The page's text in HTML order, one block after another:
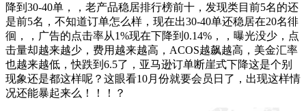
降到30-40单，，老产品稳居排行榜前十，发现类目前5名的还
是前5名，不知道订单怎么样，现在出30-40单还稳居在20名徘
徊，，广告的点击率从1%现在下降到0.14%，，曝光没少，点
击量却越来越少，费用越来越高，ACOS越飙越高，美金汇率
也越来越低，快跌到6.5了，亚马逊订单断崖式下降这是个别
现象还是都这样呢？这眼看10月份就要会员日了，出现这样情
况还能暴起来么！！！？